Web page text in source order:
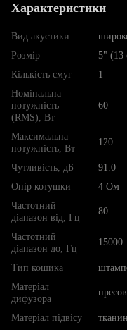
Характеристики
Вид акустики
Розмір
5" (13
Кількість смуг
1
Номінальна
потужність
(RMS), Вт
60
Максимальна
потужність, Вт
120
Чутливість, дБ
91.0
Опір котушки
4 Ом
Частотний
діапазон від, Гц
80
Частотний
діапазон до, Гц
15000
Тип кошика
Матеріал
дифузора
Матеріал підвісу